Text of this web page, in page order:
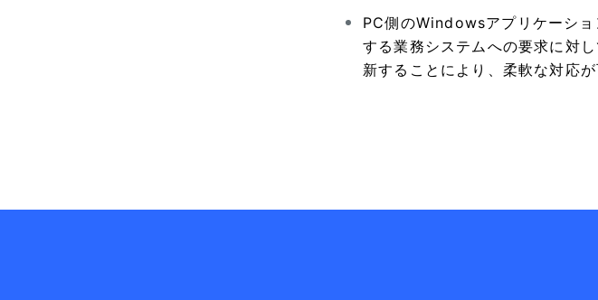
PC側のWindowsアプリケーシ
する業務システムへの要求に対
新することにより、柔軟な対応が